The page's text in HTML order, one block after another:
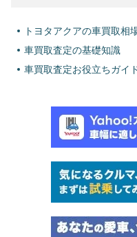
トヨタアクアの車買取相
車買取査定の基礎知識
車買取査定お役立ちガイ